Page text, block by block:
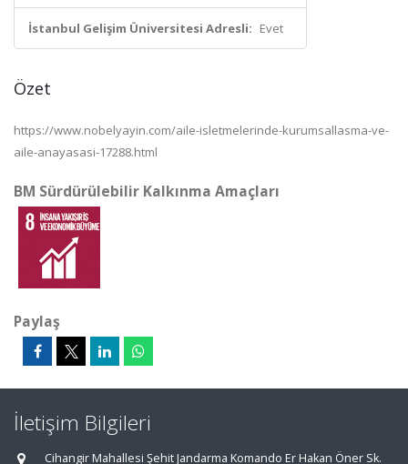
İstanbul Gelişim Üniversitesi Adresli: Evet
Özet
https://www.nobelyayin.com/aile-isletmelerinde-kurumsallasma-ve-
aile-anayasasi-17288.html
BM Sürdürülebilir Kalkınma Amaçları
Paylaş
İletişim Bilgileri
Cihangir Mahallesi Şehit Jandarma Komando Er Hakan Öner Sk.